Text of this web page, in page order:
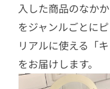
入した商品のなか
をジャンルごとに
リアルに使える「
をお届けします。